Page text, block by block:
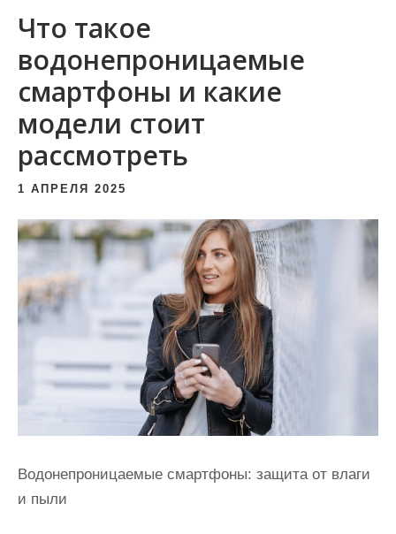
Что такое
водонепроницаемые
смартфоны и какие
модели стоит
рассмотреть
1 АПРЕЛЯ 2025
Водонепроницаемые смартфоны: защита от влаги
и пыли